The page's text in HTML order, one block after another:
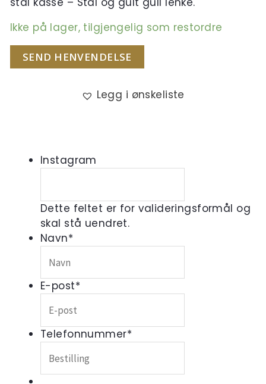
Ikke på lager, tilgjengelig som restordre
SEND HENVENDELSE
Legg i ønskeliste
Instagram
Dette feltet er for valideringsformål og
skal stå uendret.
Navn*
E-post*
Telefonnummer*